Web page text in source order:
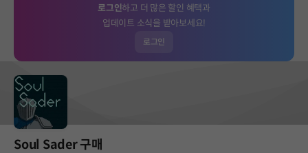
로그인하고 더 많은 할인 혜택과
업데이트 소식을 받아보세요!
로그인
Soul Sader 구매